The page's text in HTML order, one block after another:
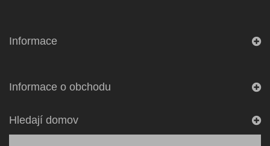
Informace
Informace o obchodu
Hledají domov